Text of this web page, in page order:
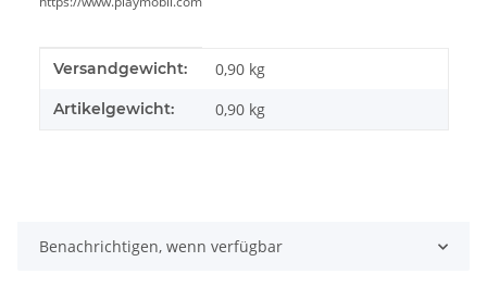
Produkteigenschaft
Wert
Versandgewicht: 0,90 kg
Artikelgewicht: 0,90 kg
Benachrichtigen, wenn verfügbar